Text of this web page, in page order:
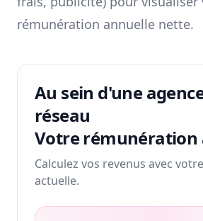
rémunération annuelle nette.
Au sein d'une
réseau
Votre rémunération
Calculez vos revenus avec
actuelle.